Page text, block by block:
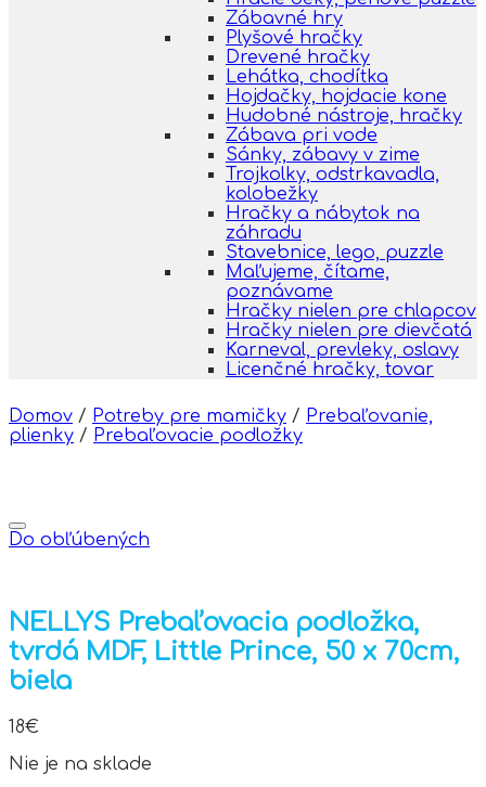
Zábavné hry
Plyšové hračky
Drevené hračky
Lehátka, chodítka
Hojdačky, hojdacie kone
Hudobné nástroje, hračky
Zábava pri vode
Sánky, zábavy v zime
Trojkolky, odstrkavadla,
kolobežky
Hračky a nábytok na
záhradu
Stavebnice, lego, puzzle
Maľujeme, čítame,
poznávame
Hračky nielen pre chlapcov
Hračky nielen pre dievčatá
Karneval, prevleky, oslavy
Licenčné hračky, tovar
Domov / Potreby pre mamičky / Prebaľovanie,
plienky / Prebaľovacie podložky
Do obľúbených
NELLYS Prebaľovacia podložka,
tvrdá MDF, Little Prince, 50 x 70cm,
biela
18€
Nie je na sklade